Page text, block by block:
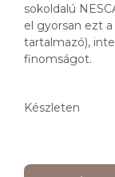
sokoldalú
el gyorsan ezt
tartalmazó),
finomságot.
Készleten